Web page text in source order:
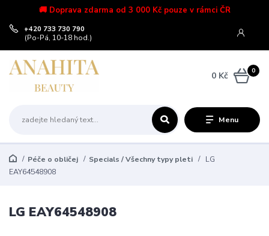
🚚 Doprava zdarma od 3 000 Kč pouze v rámci ČR
Menu
+420 733 730 790
(Po-Pá, 10-18 hod.)
0
0 Kč
Péče o obličej Specials / Všechny typy pleti
LG
EAY64548908
LG EAY64548908